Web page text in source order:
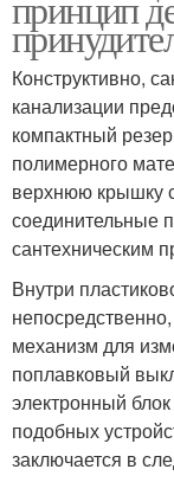
Конструктивно,
канализации
компактный
полимерного
верхнюю крышку
соединительные
сантехническим
Внутри
механизм для
поплавковый
электронный
подобных
заключается в